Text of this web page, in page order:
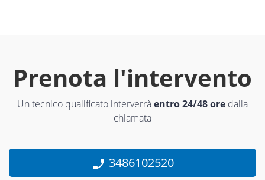
Prenota l'intervento
Un tecnico qualificato interverràentro 24/48 ore dalla
chiamata
3486102520